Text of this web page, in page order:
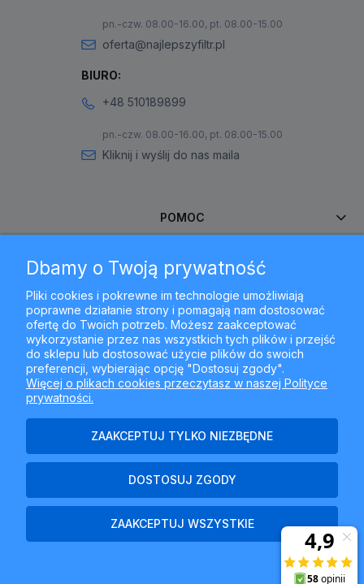
pn.-czw. 08.00-16.00, pt. 08.00-15.00
oferta@najlepszyfiltr.pl
BIURO:
+48 510189899
pn.-czw. 08.00-16.00, pt. 08.00-15.00
Kliknij i wyślij do nas maila
POMOC
MOJE KONTO
PŁATNOŚCI I DOSTAWA
INFORMACJE
Najlepszyfiltr.pl - ul. Krakowska 367, 43-300 Bielsko-Biała, woj.
śląskie
Dbamy o Twoją prywatność
Pliki cookies i pokrewne im technologie umożliwiają
poprawne działanie strony i pomagają nam dostosować
ofertę do Twoich potrzeb. Możesz zaakceptować
wykorzystanie przez nas wszystkich tych plików i przejść
do sklepu lub dostosować użycie plików do swoich
preferencji, wybierając opcję "Dostosuj zgody".
Więcej o plikach cookies przeczytasz w naszej Polityce
prywatności.
ZAAKCEPTUJ TYLKO NIEZBĘDNE
DOSTOSUJ ZGODY
ZAAKCEPTUJ WSZYSTKIE